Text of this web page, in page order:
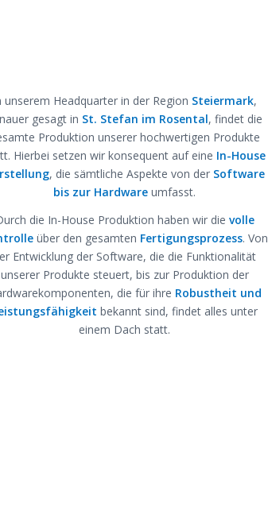
unserem Headquarter in der Region Steiermark,
gesagt in St. Stefan im Rosental, findet die
Produktion unserer hochwertigen Produkte
Hierbei setzen wir konsequent auf eine In-House
, die sämtliche Aspekte von der Software
bis zur Hardware umfasst.
die In-House Produktion haben wir die volle
über den gesamten Fertigungsprozess. Von
Entwicklung der Software, die die Funktionalität
unserer Produkte steuert, bis zur Produktion der
die für ihre Robustheit und
bekannt sind, findet alles unter
einem Dach statt.